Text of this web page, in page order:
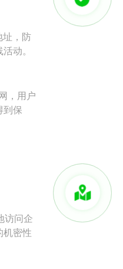
址，防
动。
，用户
到保
访问企
机密性